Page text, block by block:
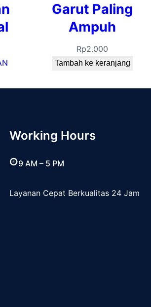
Garut Paling
Ampuh
Rp2.000
Tambah ke keranjang
Working Hours
9 AM – 5 PM
Layanan Cepat Berkualitas 24 Jam